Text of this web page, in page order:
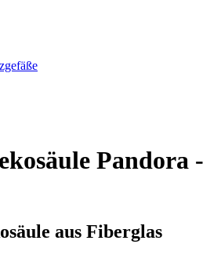
Pandora -
aus Fiberglas